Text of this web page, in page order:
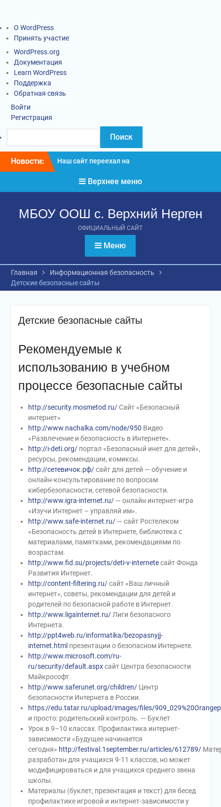
О WordPress
Принять участие
WordPress.org
Документация
Learn WordPress
Поддержка
Обратная связь
Войти
Регистрация
Новости:
Наш сайт переехал на
Информация о введении
карантинных
Социально-
тестирование
обучающихся
Верхнее меню
МБОУ ООШ с. Верхний Нерген
ОФИЦИАЛЬНЫЙ САЙТ
Меню
Главная
Информационная безопасность
Детские безопасные сайты
Детские безопасные сайты
Рекомендуемые к
использованию в учебном
процессе безопасные сайты
http://security.mosmetod.ru/Сайт «Безопасный
интернет»
http://www.nachalka.com/node/950 Видео
«Развлечение и безопасность в Интернете».
http://i-deti.org/портал «Безопасный инет для детей»,
ресурсы, рекомендации, комиксы.
http://сетевичок.рф/сайт для детей — обучение и
онлайн-консультирование по вопросам
кибербезопасности, сетевой безопасности.
http://www.igra-internet.ru/— онлайн интернет-игра
«Изучи Интернет – управляй им».
http://www.safe-internet.ru/ — сайт Ростелеком
«Безопасность детей в Интернете, библиотека с
материалами, памятками, рекомендациями по
возрастам.
http://www.fid.su/projects/deti-v-interneteсайт Фонда
Развития Интернет.
http://content-filtering.ru/сайт «Ваш личный
интернет», советы, рекомендации для детей и
родителей по безопасной работе в Интернет.
http://www.ligainternet.ru/ Лиги безопасного
Интернета.
http://ppt4web.ru/informatika/bezopasnyjj-
internet.html презентации о безопасном Интернете.
http://www.microsoft.com/ru-
ru/security/default.aspxсайт Центра безопасности
Майкрософт.
http://www.saferunet.org/children/ Центр
безопасности Интернета в России.
https://edu.tatar.ru/upload/images/files/
и просто: родительский контроль. — Буклет
Урок в 9–10 классах. Профилактика интернет-
зависимости «Будущее начинается
сегодня» http://festival.1september.ru/articles/612789/
разработан для учащихся 9-11 классов, но может
модифицироваться и для учащихся среднего звена
школы.
Материалы (буклет, презентация и текст) для бесед
профилактике игровой и интернет-зависимости у